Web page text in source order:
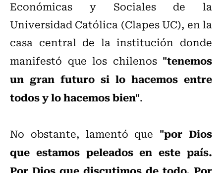
Económicas y Sociales de la
Universidad Católica (Clapes UC), en la
casa central de la institución donde
manifestó que los chilenos"tenemos
un gran futuro si lo hacemos entre
todos y lo hacemos bien".
No obstante, lamentó que "por Dios
que estamos peleados en este país.